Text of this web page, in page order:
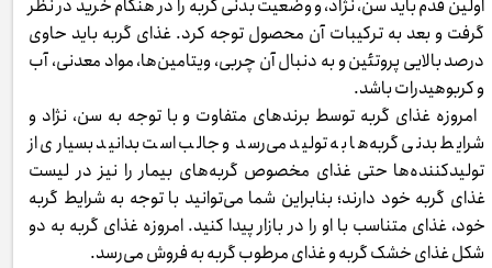
اولین قدم باید سن، نژاد، و وضعیت بدنی گربه را در هنگام خرید در نظر
گرفت و بعد به ترکیبات آن محصول توجه کرد. غذای گربه باید حاوی
درصد بالایی پروتئین و به دنبال آن چربی، ویتامین‌ها، مواد معدنی، آب
و کربوهیدرات باشد.
امروزه غذای گربه توسط برندهای متفاوت و با توجه به سن، نژاد و
شرایط بدنی گربه‌ها به تولید می‌رسد و جالب است بدانید بسیاری از
تولیدکننده‌ها حتی غذای مخصوص گربه‌های بیمار را نیز در لیست
غذای گربه خود دارند؛ بنابراین شما می‌توانید با توجه به شرایط گربه
خود، غذای متناسب با او را در بازار پیدا کنید. امروزه غذای گربه به دو
شکل غذای خشک گربه و غذای مرطوب گربه به فروش می‌رسد.